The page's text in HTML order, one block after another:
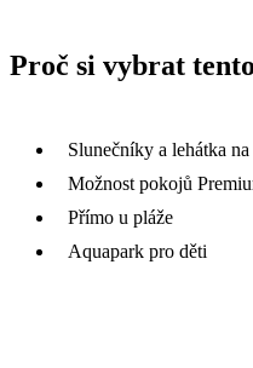
Proč si vybrat
Slunečníky a lehátka
Možnost pokojů
Přímo u pláže
Aquapark pro děti